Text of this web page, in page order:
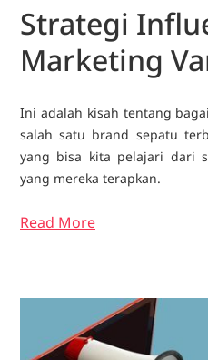
Strategi
Marketing
Ini adalah kisah tentang
salah satu brand sepatu
yang bisa kita pelajari dari
yang mereka terapkan.
Read More